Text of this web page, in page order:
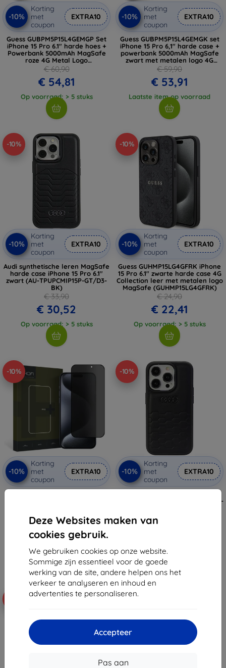
Deze Websites maken van
cookies gebruik.
We gebruiken cookies op onze website.
Sommige zijn essentieel voor de goede
werking van de site, andere helpen ons het
verkeer te analyseren en inhoud en
advertenties te personaliseren.
Accepteer
Pas aan
-10%
Korting
met
coupon
EXTRA10
Guess GUBPM5P15L4GEMGP Set
iPhone 15 Pro 6.1" harde hoes +
Powerbank 5000mAh MagSafe
roze 4G Metal Logo
(GUBPM5P15L4GEMGP)
€ 60,90
€ 54,81
Op voorraad: > 5 stuks
-10%
Korting
met
coupon
EXTRA10
Guess GUBPM5P15L4GEMGK set
iPhone 15 Pro 6,1" harde case +
powerbank 5000mAh MagSafe
zwart met metalen logo 4G
(GUBPM5P15L4GEMGK)
€ 59,90
€ 53,91
Laatste item op voorraad
-10%
-10%
Korting
met
coupon
EXTRA10
Audi synthetische leren MagSafe
harde case iPhone 15 Pro 6.1"
zwart (AU-TPUPCMIP15P-GT/D3-
BK)
€ 33,90
€ 30,52
Op voorraad: > 5 stuks
-10%
-10%
Korting
met
coupon
EXTRA10
Guess GUHMP15LG4GFRK iPhone
15 Pro 6.1" zwarte harde case 4G
Collection leer met metalen logo
MagSafe (GUHMP15LG4GFRK)
€ 24,90
€ 22,41
Op voorraad: > 5 stuks
-10%
-10%
Korting
met
coupon
EXTRA10
€ 10,90
€ 9,81
-10%
-10%
Korting
met
coupon
EXTRA10
Audi GT synthetische leren hoes
iPhone 15 Pro 6,1" zwart hard (AU-
€ 25,89
-10%